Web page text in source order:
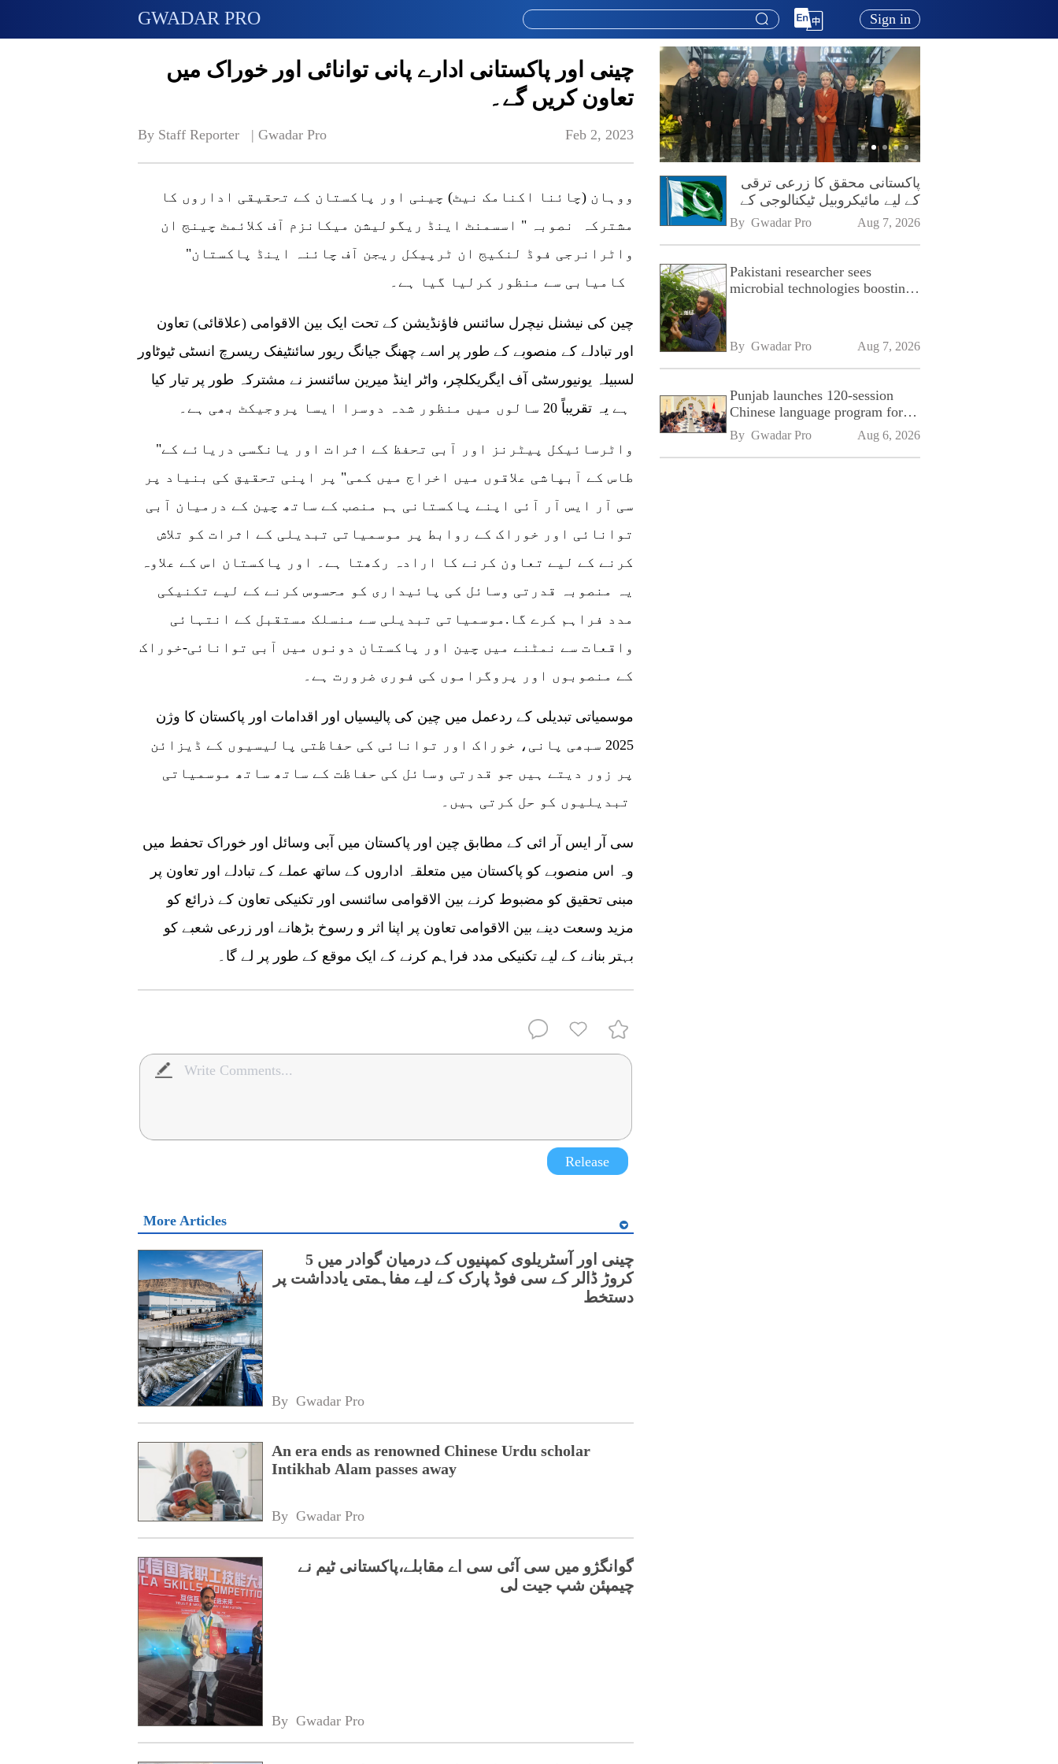
GWADAR PRO Sign in
چینی اور پاکستانی ادارے پانی توانائی اور خوراک میں
تعاون کریں گے۔
By Staff Reporter   | Gwadar Pro Feb 2, 2023
ووہان (چائنا اکنامک نیٹ) چینی اور پاکستان کے تحقیقی اداروں کا
مشترکہ نصوبہ " اسسمنٹ اینڈ ریگولیشن میکانزم آف کلائمٹ چینج ان
واٹرانرجی فوڈ لنکیج ان ٹرپیکل ریجن آف چائنہ اینڈ پاکستان"
اور تبادلے کے منصوبے کے طور پر اسے چھنگ جیانگ ریور سائنٹیفک ریسرچ انسٹی ٹیوٹاور
لسبیلہ یونیورسٹی آف ایگریکلچر، واٹر اینڈ میرین سائنسز نے مشترکہ طور پر تیار کیا
ہے یہ تقریباً 20 سالوں میں منظور شدہ دوسرا ایسا پروجیکٹ بھی ہے۔
"واٹرسائیکل پیٹرنز اور آبی تحفظ کے اثرات اور یانگسی دریائے کے
طاس کے آبپاشی علاقوں میں اخراج میں کمی" پر اپنی تحقیق کی بنیاد پر
سی آر ایس آر آئی اپنے پاکستانی ہم منصب کے ساتھ چین کے درمیان آبی
توانائی اور خوراک کے روابط پر موسمیاتی تبدیلی کے اثرات کو تلاش
کرنے کے لیے تعاون کرنے کا ارادہ رکھتا ہے۔ اور پاکستان اس کے علاوہ
یہ منصوبہ قدرتی وسائل کی پائیداری کو محسوس کرنے کے لیے تکنیکی
مدد فراہم کرے گا.موسمیاتی تبدیلی سے منسلک مستقبل کے انتہائی
واقعات سے نمٹنے میں چین اور پاکستان دونوں میں آبی توانائی-خوراک
کے منصوبوں اور پروگراموں کی فوری ضرورت ہے۔
موسمیاتی تبدیلی کے ردعمل میں چین کی پالیسیاں اور اقدامات اور پاکستان کا وژن
2025 سبھی پانی، خوراک اور توانائی کی حفاظتی پالیسیوں کے ڈیزائن
پر زور دیتے ہیں جو قدرتی وسائل کی حفاظت کے ساتھ ساتھ موسمیاتی
سی آر ایس آر ائی کے مطابق چین اور پاکستان میں آبی وسائل اور خوراک تحفط میں
وہ اس منصوبے کو پاکستان میں متعلقہ اداروں کے ساتھ عملے کے تبادلے اور تعاون پر
مبنی تحقیق کو مضبوط کرنے بین الاقوامی سائنسی اور تکنیکی تعاون کے ذرائع کو
مزید وسعت دینے بین الاقوامی تعاون پر اپنا اثر و رسوخ بڑھانے اور زرعی شعبے کو
بہتر بنانے کے لیے تکنیکی مدد فراہم کرنے کے ایک موقع کے طور پر لے گا۔
Release
More Articles
چینی اور آسٹریلوی کمپنیوں کے درمیان گوادر میں 5
کروڑ ڈالر کے سی فوڈ پارک کے لیے مفاہمتی یادداشت پر
دستخط
By Gwadar Pro
An era ends as renowned Chinese Urdu scholar
Intikhab Alam passes away
By Gwadar Pro
گوانگژو میں سی آئی سی اے مقابلے،پاکستانی ٹیم نے
چیمپئن شپ جیت لی
By Gwadar Pro
پاکستانی محقق کا زرعی ترقی
کے لیے مائیکروبیل ٹیکنالوجی کے
فروغ پر زور
By Gwadar Pro Aug 7, 2026
Pakistani researcher sees
microbial technologies boosting
By Gwadar Pro Aug 7, 2026
Punjab launches 120-session
Chinese language program for
SPU
By Gwadar Pro Aug 6, 2026